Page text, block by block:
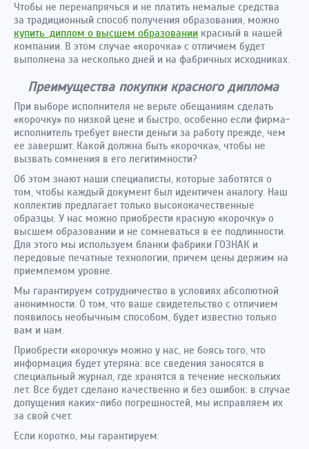
Чтобы не перенапрячься и не платить немалые средства
за традиционный способ получения образования, можно
купить диплом о высшем образовании красный в нашей
компании. В этом случае «корочка» с отличием будет
выполнена за несколько дней и на фабричных исходниках.
Преимущества покупки красного диплома
При выборе исполнителя не верьте обещаниям сделать
«корочку» по низкой цене и быстро, особенно если фирма-
исполнитель требует внести деньги за работу прежде, чем
ее завершит. Какой должна быть «корочка», чтобы не
вызвать сомнения в его легитимности?
Об этом знают наши специалисты, которые заботятся о
том, чтобы каждый документ был идентичен аналогу. Наш
коллектив предлагает только высококачественные
образцы. У нас можно приобрести красную «корочку» о
высшем образовании и не сомневаться в ее подлинности.
Для этого мы используем бланки фабрики ГОЗНАК и
передовые печатные технологии, причем цены держим на
приемлемом уровне.
Мы гарантируем сотрудничество в условиях абсолютной
анонимности. О том, что ваше свидетельство с отличием
появилось необычным способом, будет известно только
вам и нам.
Приобрести «корочку» можно у нас, не боясь того, что
информация будет утеряна: все сведения заносятся в
специальный журнал, где хранятся в течение нескольких
лет. Все будет сделано качественно и без ошибок: в случае
допущения каких-либо погрешностей, мы исправляем их
за свой счет.
Если коротко, мы гарантируем: